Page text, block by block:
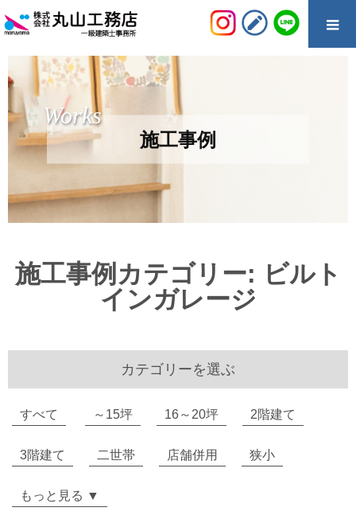
施工事例
Works
施工事例カテゴリー: ビルト
インガレージ
カテゴリーを選ぶ
すべて ～15坪 16～20坪 2階建て
3階建て 二世帯 店舗併用 狭小
もっと見る ▼